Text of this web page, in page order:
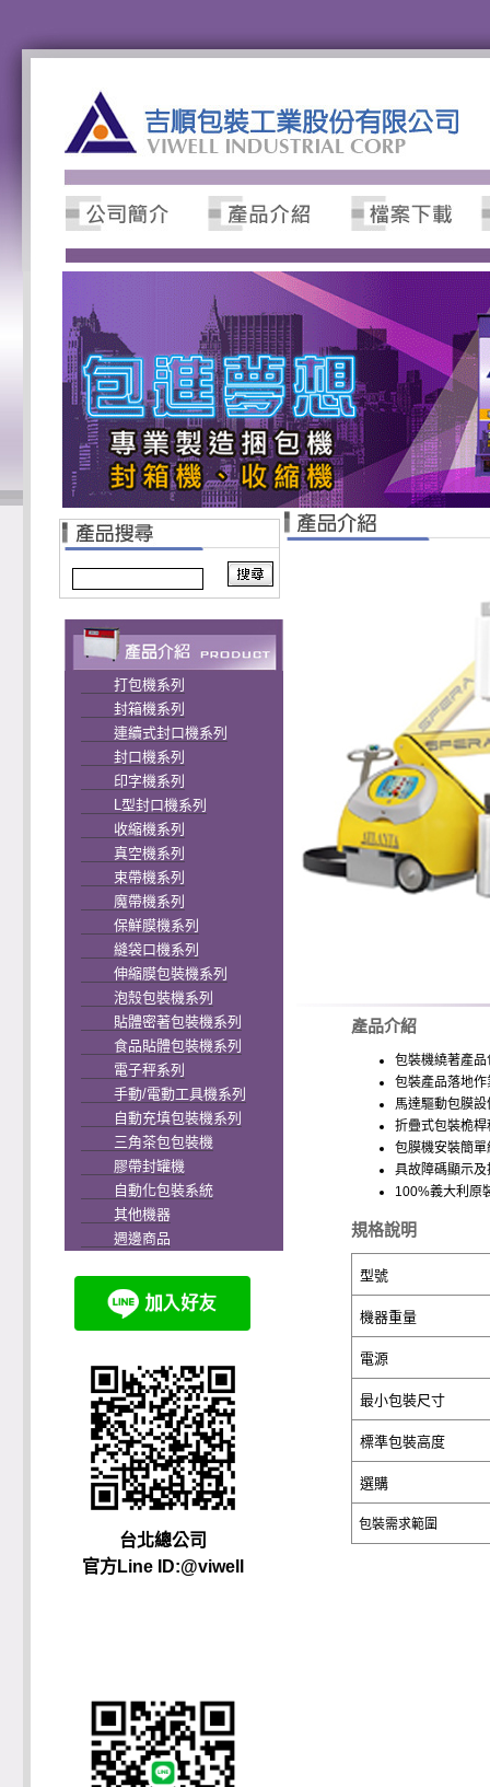
打包機系列
封箱機系列
連續式封口機系列
封口機系列
印字機系列
L型封口機系列
收縮機系列
真空機系列
束帶機系列
魔帶機系列
保鮮膜機系列
縫袋口機系列
伸縮膜包裝機系列
泡殼包裝機系列
貼體密著包裝機系列
食品貼體包裝機系列
電子秤系列
手動/電動工具機系列
自動充填包裝機系列
三角茶包包裝機
膠帶封罐機
自動化包裝系統
其他機器
週邊商品
台北總公司
官方Line ID:@viwell
產品介紹
包裝機繞著產
包裝產品落地
馬達驅動包膜
折疊式包裝桅
包膜機安裝簡
具故障碼顯示
100%義大利原
規格說明
型號
機器重量
電源
最小包裝尺寸
標準包裝高度
選購
包裝需求範圍